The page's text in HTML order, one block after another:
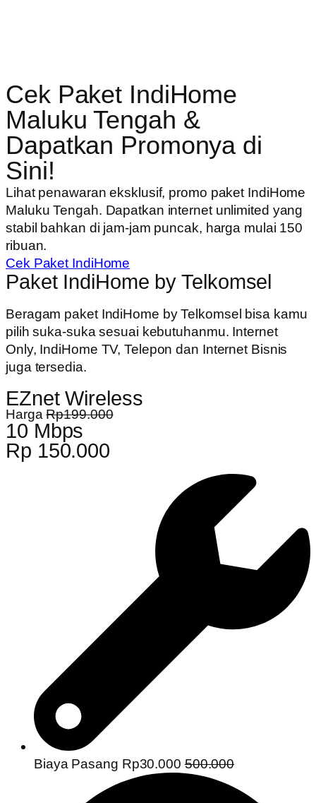
Cek Paket IndiHome
Maluku Tengah &
Dapatkan Promonya di
Sini!
Lihat penawaran eksklusif, promo paket IndiHome
Maluku Tengah. Dapatkan internet unlimited yang
stabil bahkan di jam-jam puncak, harga mulai 150
ribuan.
Cek Paket IndiHome
Paket IndiHome by Telkomsel
Beragam paket IndiHome by Telkomsel bisa kamu
pilih suka-suka sesuai kebutuhanmu. Internet
Only, IndiHome TV, Telepon dan Internet Bisnis
juga tersedia.
EZnet Wireless
HargaRp199.000
10 Mbps
Rp 150.000
Biaya Pasang Rp30.000500.000